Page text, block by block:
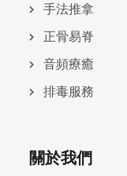
手法推拿
正骨易脊
⾳頻療癒
排毒服務
關於我們